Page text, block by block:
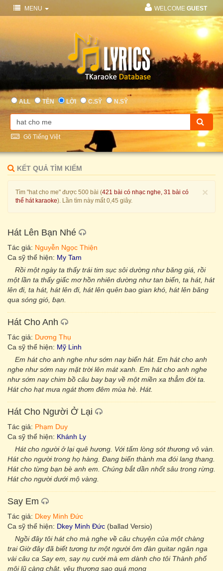
MENU WELCOME GUEST
ALL TÊN LỜI C.SỸ N.SỸ
Gõ Tiếng Việt
KẾT QUẢ TÌM KIẾM
×
Tìm "hat cho me" được 500 bài (421 bài có nhạc nghe, 31 bài có
thể hát karaoke). Lần tìm này mất 0,45 giây.
Hát Lên Bạn Nhé
Tác giả: Nguyễn Ngọc Thiện
Ca sỹ thể hiện: My Tam
Rồi một ngàу ta thấу trái tim sục sôi dường như băng giá, rồi
một lần ta thấу giấc mơ hồn nhiên dường như tan biến, ta hát, hát
lên đi, ta hát, hát lên đi, hát lên quên bao gian khó, hát lên băng
qua sóng gió, ɓạn.
Hát Cho Anh
Tác giả: Dương Thụ
Ca sỹ thể hiện: Mỹ Linh
Em hát cho anh nghe như sớm nay biển hát. Em hát cho anh
nghe như sớm nay mặt trời lên mát xanh. Em hát cho anh nghe
như sớm nay chim bồ câu bay bay về một miền xa thẳm đời ta.
Hát cho hạt mưa ngát thơm đêm mùa hè. Hát.
Hát Cho Người Ở Lại
Tác giả: Phạm Duy
Ca sỹ thể hiện: Khánh Ly
Hát cho người ở lại quê hương. Với tấm lòng sót thương vô vàn.
Hát cho người trong họ hàng. Đang biến thành ma đói lang thang.
Hát cho từng bạn bè anh em. Chúng bắt dần nhốt sâu trong rừng.
Hát cho người dưới mộ vàng.
Say Em
Tác giả: Dkey Minh Đức
Ca sỹ thể hiện: Dkey Minh Đức (ballad Versio)
Ngồi đây tôi hát cho mà nghe về câu chuyện của một chàng
trai Giờ đây đã biết tương tư một người ôm đàn guitar ngân nga
vài câu ca Say em, say nụ cười mà em dành cho tôi Thành phố
môi lũ càng chật, yêu thương sao quá mong